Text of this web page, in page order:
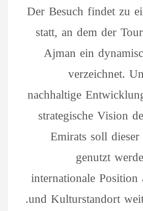
Der Besuch findet zu
statt, an dem der
Ajman ein
verzeichnet.
nachhaltige
strategische Vision
Emirats soll
genutzt
internationale
und Kulturstandort